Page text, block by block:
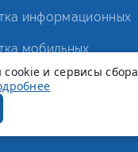
и сервисы сбора
информационных
мобильных
бизнеса